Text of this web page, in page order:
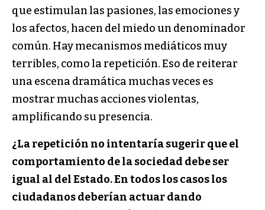
que estimulan las pasiones, las emociones y
los afectos, hacen del miedo un denominador
común. Hay mecanismos mediáticos muy
terribles, como la repetición. Eso de reiterar
una escena dramática muchas veces es
mostrar muchas acciones violentas,
amplificando su presencia.
¿La repetición no intentaría sugerir que el
comportamiento de la sociedad debe ser
igual al del Estado. En todos los casos los
ciudadanos deberían actuar dando